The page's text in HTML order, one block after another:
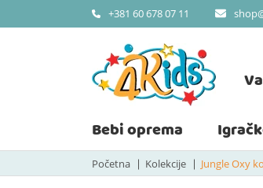
+381 60 678 07 11
Bebi oprema
Početna Kolekcije Jungle Oxy